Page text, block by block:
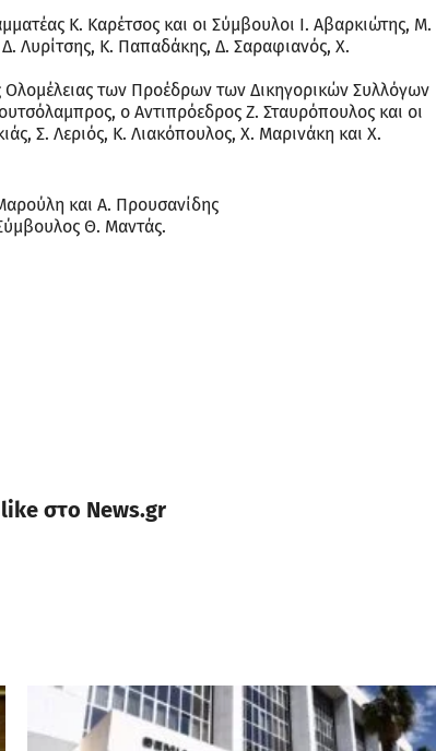
Κ. Καρέτσος και οι Σύμβουλοι Ι. Αβαρκιώτης, Μ.
Λυρίτσης, Κ. Παπαδάκης, Δ. Σαραφιανός, Χ.
Ολομέλειας των Προέδρων των Δικηγορικών Συλλόγων
ο Αντιπρόεδρος Ζ. Σταυρόπουλος και οι
Σ. Λεριός, Κ. Λιακόπουλος, Χ. Μαρινάκη και Χ.
και Α. Προυσανίδης
Θ. Μαντάς.
στο News.gr